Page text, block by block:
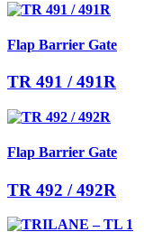
Flap Barrier Gate
TR 491 / 491R
Flap Barrier Gate
TR 492 / 492R